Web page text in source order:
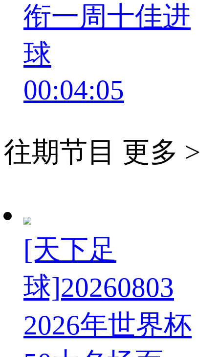
衔一周十佳进
球
00:04:05
往期节目 更多 >
[天下足
球]20260803
2026年世界杯